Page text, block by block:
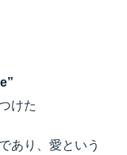
けた
あり、愛という